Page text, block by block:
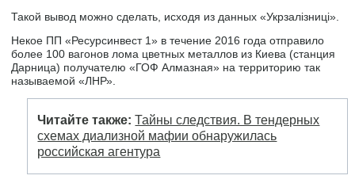
Такой вывод можно сделать, исходя из данных «Укрзалiзниці».
Некое ПП «Ресурсинвест 1» в течение 2016 года отправило
более 100 вагонов лома цветных металлов из Киева (станция
Дарница) получателю «ГОФ Алмазная» на территорию так
называемой «ЛНР».
Читайте также: Тайны следствия. В тендерных
схемах диализной мафии обнаружилась
российская агентура